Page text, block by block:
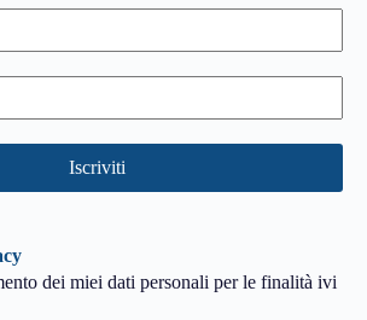
dei miei dati personali per le finalità ivi